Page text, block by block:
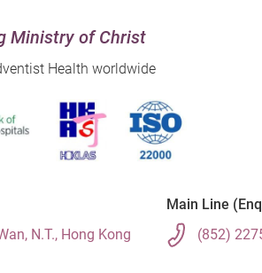
Ministry of Christ
Health worldwide
N.T., Hong Kong
Main Line
(852)